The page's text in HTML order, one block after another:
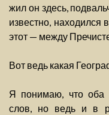
жил он здесь,
известно, находился
этот — между
Вот ведь какая
Я понимаю, что оба
слов, но ведь и в